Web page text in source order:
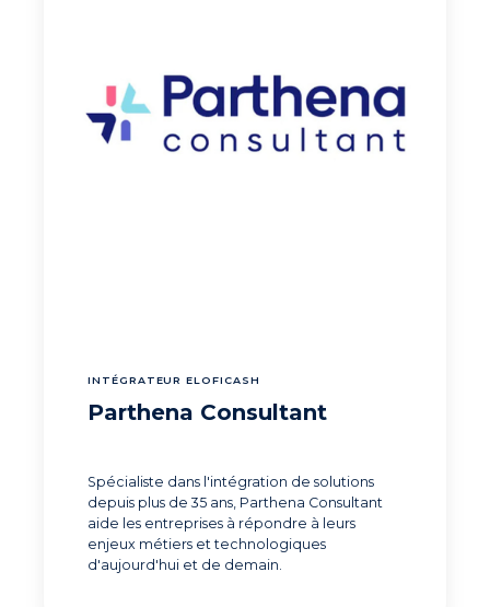
INTÉGRATEUR ELOFICASH
Parthena Consultant
Spécialiste dans l'intégration de solutions
depuis plus de 35 ans, Parthena Consultant
aide les entreprises à répondre à leurs
enjeux métiers et technologiques
d'aujourd'hui et de demain.